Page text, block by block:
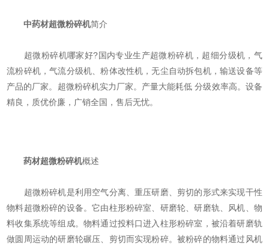
中药材超微粉碎机简介
超微粉碎机哪家好?国内专业生产超微粉碎机，超细分级机，气
流粉碎机，气流分级机、粉体改性机，无尘自动拆包机，输送设备等
产品的厂家。超微粉碎机实力厂家。产量大能耗低 分级效率高。设备
精良，质优价廉，广销全国，售后无忧。
药材超微粉碎机概述
超微粉碎机是利用空气分离、重压研磨、剪切的形式来实现干性
物料超微粉碎的设备。它由柱形粉碎室、研磨轮、研磨轨、风机、物
料收集系统等组成。物料通过投料口进入柱形粉碎室，被沿着研磨轨
做圆周运动的研磨轮碾压、剪切而实现粉碎。被粉碎的物料通过风机